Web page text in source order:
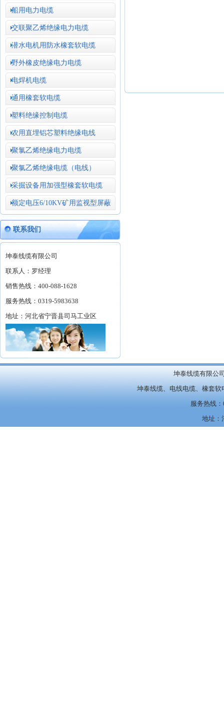
船用电力电缆
交联聚乙烯绝缘电力电缆
潜水电机用防水橡套软电缆
野外橡皮绝缘电力电缆
电焊机电缆
通用橡套软电缆
塑料绝缘控制电缆
农用直埋铝芯塑料绝缘电线
聚氯乙烯绝缘电力电缆
聚氯乙烯绝缘电缆（电线）
采掘设备用加强型橡套软电缆
额定电压6/10KV矿用监视型屏蔽
联系我们
坤泰线缆有限公司
联系人：罗经理
销售热线：400-088-1628
服务热线：0319-5983638
地址：河北省宁晋县司马工业区
坤泰线缆有限公
坤泰线缆、电线电缆、橡套
服务热线
地址